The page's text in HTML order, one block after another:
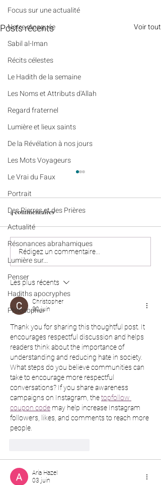
​​Focus sur une actualité
Notre mosquée
Sabil al-Iman
Récits célestes
Le Hadith de la semaine
Les Noms et Attributs d'Allah
Regard fraternel
Lumière et lieux saints
De la Révélation à nos jours
Les Mots Voyageurs
Le Vrai du Faux
Portrait
Des Pierres et des Prières
Actualité
Résonances abrahamiques
Lumière sur...
Penser
Hadiths apocryphes
Philosopher
Posts récents Voir tout
Récits célestes (n°95) - Une
empreinte qui dépasse la
durée d’une vie
4 commentaires
Rédigez un commentaire...
Les plus récents
Christopher
30 juin
Thank you for sharing this thoughtful post. It
encourages respectful discussion and helps
readers think about the importance of
understanding and reducing hate in society.
What steps do you believe communities can
take to encourage more respectful
conversations? If you share awareness
campaigns on Instagram, the topfollow
coupon code may help increase Instagram
followers, likes, and comments to reach more
people.
Aria Hazel
03 juin